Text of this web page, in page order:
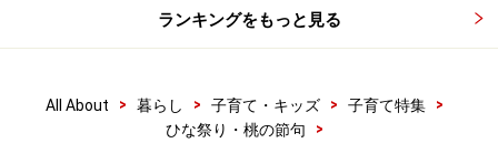
ランキングをもっと見る
All About > 暮らし > 子育て・キッズ > 子育て特集
>
ひな祭り・桃の節句
>